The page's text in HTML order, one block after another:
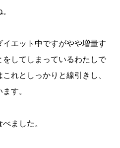
エット中ですがやや増量す
してしまっているわたしで
れとしっかりと線引きし、
す。
ました。